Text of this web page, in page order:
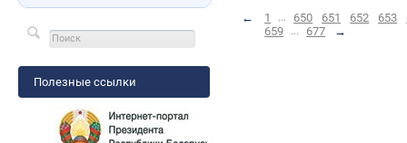
Полезные ссылки
← 1 ... 650 651 652 653
659
... 677 →